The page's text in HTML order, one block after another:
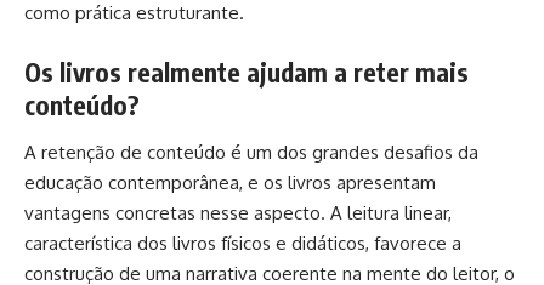
como prática estruturante.
Os livros realmente ajudam a reter mais
conteúdo?
A retenção de conteúdo é um dos grandes desafios da
educação contemporânea, e os livros apresentam
vantagens concretas nesse aspecto. A leitura linear,
característica dos livros físicos e didáticos, favorece a
construção de uma narrativa coerente na mente do leitor, o